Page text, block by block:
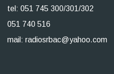
tel: 051 745 300/301/302
051 740 516
mail: radiosrbac@yahoo.com